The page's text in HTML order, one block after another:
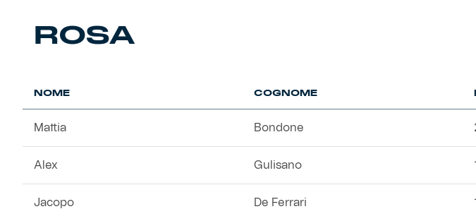
Red&Blue Voices
Kids
Accessori
ROSA
NOME COGNOME
Mattia Bondone
Alex Gulisano
Jacopo De Ferrari